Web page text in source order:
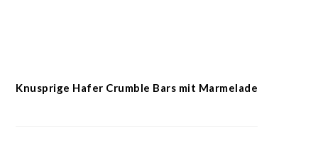
Knusprige Hafer Crumble Bars mit Marmelade